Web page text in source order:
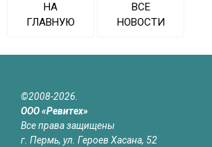
НА
ГЛАВНУЮ
ВСЕ
НОВОСТИ
©2008-2026.
ООО «Ревитех»
Все права защищены
г. Пермь, ул. Героев Хасана, 52